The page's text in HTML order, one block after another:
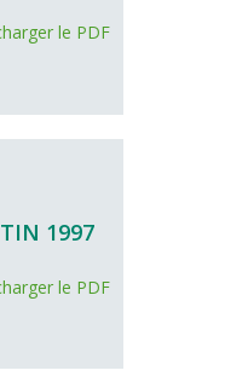
le PDF
1997
le PDF